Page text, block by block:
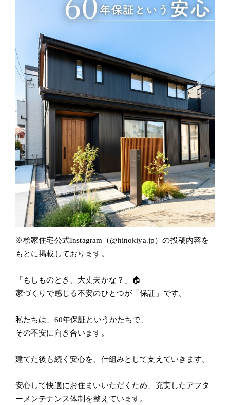
※桧家住宅公式Instagram （@hinokiya.jp）の投稿内容を
もとに掲載しております。
「もしものとき、大丈夫かな？」🏠
家づくりで感じる不安のひとつが「保証」です。
私たちは、 60年保証というかたちで、
その不安に向き合います。
建てた後も続く安心を、仕組みとして支えていきます。
安心して快適にお住まいいただくため、充実したアフタ
ーメンテナンス体制を整えています。